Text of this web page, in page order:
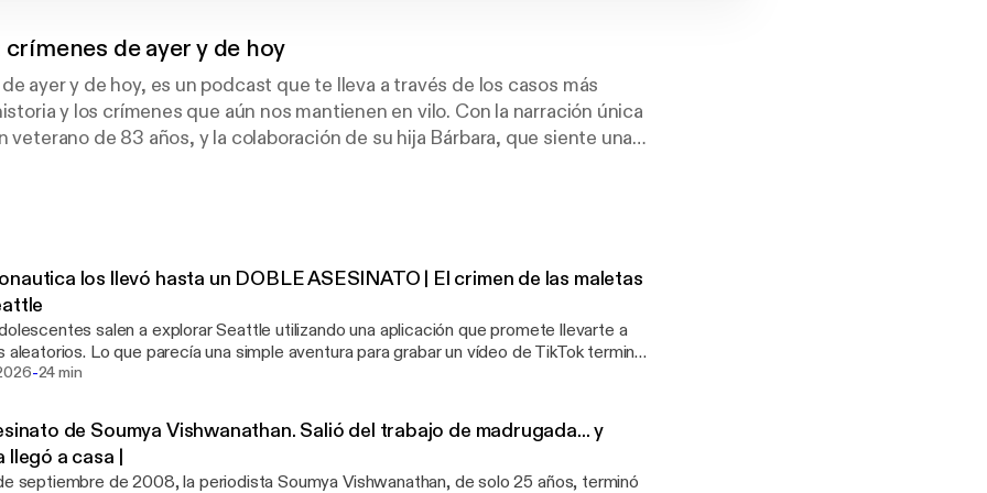
crímenes de ayer y de hoy
ayer y de hoy, es un podcast que te lleva a través de los casos más
y los crímenes que aún nos mantienen en vilo. Con la narración única
veterano de 83 años, y la colaboración de su hija Bárbara, que siente una
en el oscuro mundo de los crímenes y descubre los secretos que aún
los llevó hasta un DOBLE ASESINATO | El crimen de las maletas
salen a explorar Seattle utilizando una aplicación que promete llevarte a
aleatorios. Lo que parecía una simple aventura para grabar un vídeo de TikTok termina
en el inicio de una investigación por un doble asesinato que conmocionó a
el conocido como caso Randonautica, desde el hallazgo de las maletas en Duwamish
la investigación que permitió identificar a las víctimas, Jessica Lewis y Austin
y seguir el rastro de las pruebas que condujeron a Michael Dudley ante la justicia.
los hechos del mito para descubrir qué ocurrió realmente, cómo trabajaron los
-24 min
de Soumya Vishwanathan. Salió del trabajo de madrugada... y
llegó a casa |
septiembre de 2008, la periodista Soumya Vishwanathan, de solo 25 años, terminó